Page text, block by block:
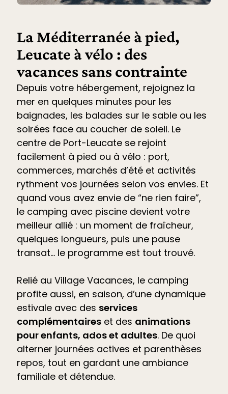
La Méditerranée à pied,
Leucate à vélo : des
vacances sans contrainte
Depuis votre hébergement, rejoignez la
mer en quelques minutes pour les
baignades, les balades sur le sable ou les
soirées face au coucher de soleil. Le
centre de Port-Leucate se rejoint
facilement à pied ou à vélo : port,
commerces, marchés d’été et activités
rythment vos journées selon vos envies. Et
quand vous avez envie de “ne rien faire”,
le camping avec piscine devient votre
meilleur allié : un moment de fraîcheur,
quelques longueurs, puis une pause
transat… le programme est tout trouvé.
Relié au Village Vacances, le camping
profite aussi, en saison, d’une dynamique
estivale avec des services
complémentaires et des animations
pour enfants, ados et adultes. De quoi
alterner journées actives et parenthèses
repos, tout en gardant une ambiance
familiale et détendue.